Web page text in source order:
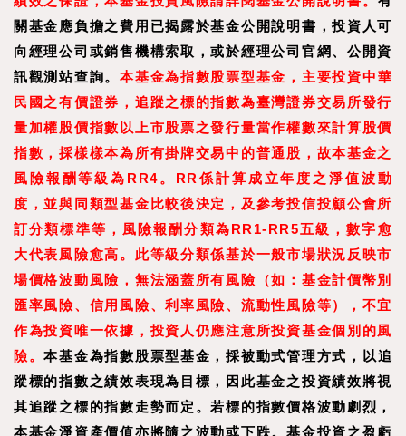
關基金應負擔之費用已揭露於基金公開說明書，投資人可
向經理公司或銷售機構索取，或於經理公司官網、公開資
訊觀測站查詢。本基金為指數股票型基金，主要投資中華
民國之有價證券，追蹤之標的指數為臺灣證券交易所發行
量加權股價指數以上市股票之發行量當作權數來計算股價
指數，採樣樣本為所有掛牌交易中的普通股，故本基金之
風險報酬等級為RR4。RR係計算成立年度之淨值波動
度，並與同類型基金比較後決定，及參考投信投顧公會所
訂分類標準等，風險報酬分類為RR1-RR5五級，數字愈
大代表風險愈高。此等級分類係基於一般市場狀況反映市
場價格波動風險，無法涵蓋所有風險（如：基金計價幣別
匯率風險、信用風險、利率風險、流動性風險等），不宜
作為投資唯一依據，投資人仍應注意所投資基金個別的風
險。本基金為指數股票型基金，採被動式管理方式，以追
蹤標的指數之績效表現為目標，因此基金之投資績效將視
其追蹤之標的指數走勢而定。若標的指數價格波動劇烈，
本基金淨資產價值亦將隨之波動或下跌。基金投資之盈虧